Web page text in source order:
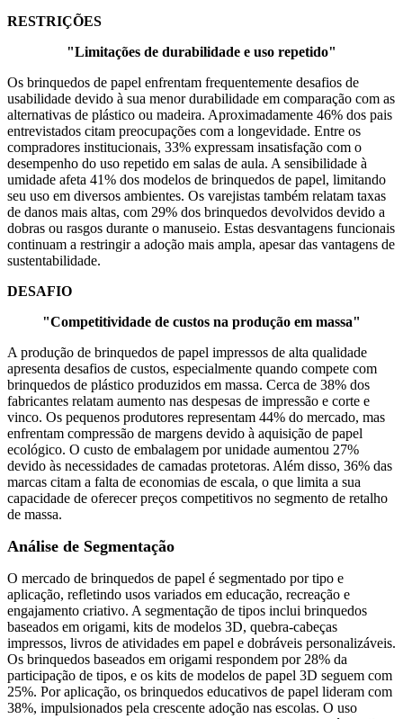
RESTRIÇÕES
"Limitações de durabilidade e uso repetido"
Os brinquedos de papel enfrentam frequentemente desafios de
usabilidade devido à sua menor durabilidade em comparação com as
alternativas de plástico ou madeira. Aproximadamente 46% dos pais
entrevistados citam preocupações com a longevidade. Entre os
compradores institucionais, 33% expressam insatisfação com o
desempenho do uso repetido em salas de aula. A sensibilidade à
umidade afeta 41% dos modelos de brinquedos de papel, limitando
seu uso em diversos ambientes. Os varejistas também relatam taxas
de danos mais altas, com 29% dos brinquedos devolvidos devido a
dobras ou rasgos durante o manuseio. Estas desvantagens funcionais
continuam a restringir a adoção mais ampla, apesar das vantagens de
sustentabilidade.
DESAFIO
"Competitividade de custos na produção em massa"
A produção de brinquedos de papel impressos de alta qualidade
apresenta desafios de custos, especialmente quando compete com
brinquedos de plástico produzidos em massa. Cerca de 38% dos
fabricantes relatam aumento nas despesas de impressão e corte e
vinco. Os pequenos produtores representam 44% do mercado, mas
enfrentam compressão de margens devido à aquisição de papel
ecológico. O custo de embalagem por unidade aumentou 27%
devido às necessidades de camadas protetoras. Além disso, 36% das
marcas citam a falta de economias de escala, o que limita a sua
capacidade de oferecer preços competitivos no segmento de retalho
de massa.
Análise de Segmentação
O mercado de brinquedos de papel é segmentado por tipo e
aplicação, refletindo usos variados em educação, recreação e
engajamento criativo. A segmentação de tipos inclui brinquedos
baseados em origami, kits de modelos 3D, quebra-cabeças
impressos, livros de atividades em papel e dobráveis ​​personalizáveis.
Os brinquedos baseados em origami respondem por 28% da
participação de tipos, e os kits de modelos de papel 3D seguem com
25%. Por aplicação, os brinquedos educativos de papel lideram com
38%, impulsionados pela crescente adoção nas escolas. O uso